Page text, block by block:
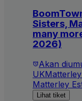
Sisters,
many
2026)
Akan
UK
Matterley
Lihat tiket